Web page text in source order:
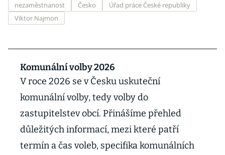
nezaměstnanost Česko
Úřad práce České republiky
Viktor Najmon
Komunální volby 2026
V roce 2026 se v Česku uskuteční
komunální volby, tedy volby do
zastupitelstev obcí. Přinášíme přehled
důležitých informací, mezi které patří
termín a čas voleb, specifika komunálních